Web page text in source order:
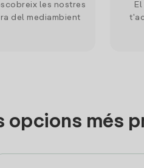
les nostres
del mediambient
opcions més